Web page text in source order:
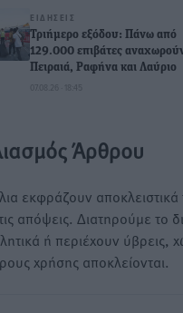
ΕΙΔΉΣΕΙΣ
Τριήμερο εξόδου: Πάνω από
129.000 επιβάτες
Πειραιά, Ραφήνα και Λαύριο
07.08.26 · 18:45
Άρθρου
εκφράζουν
απόψεις. Διατηρούμε
ή περιέχουν ύβρεις,
χρήσης αποκλείονται.